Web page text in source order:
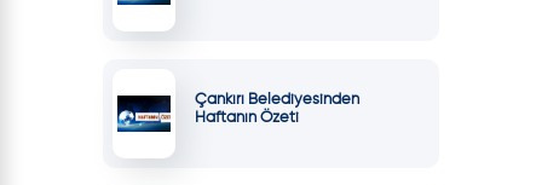
Çankırı Belediyesinden
Haftanın Özeti